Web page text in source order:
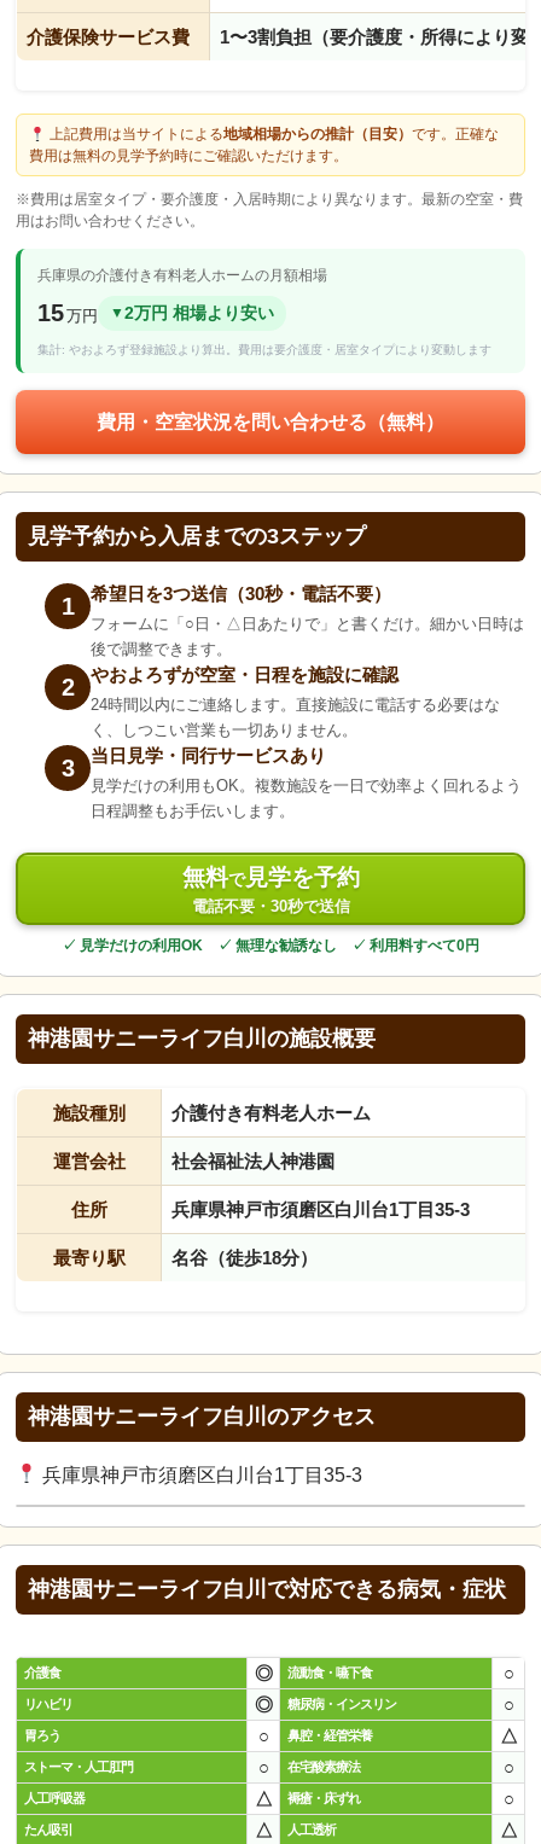
介護保険サービス費 1〜3割負担（要介護度・所得により変
上記費用は当サイトによる地域相場からの推計（目安） です。正確な
費用は無料の見学予約時にご確認いただけます。
※費用は居室タイプ・要介護度・入居時期により異なります。最新の空室・費
用はお問い合わせください。
兵庫県の介護付き有料老人ホームの月額相場
15万円 ▼2万円 相場より安い
集計: やおよろず登録施設より算出。費用は要介護度・居室タイプにより変動します
費用・空室状況を問い合わせる（無料）
見学予約から入居までの3ステップ
1 希望日を3つ送信（30秒・電話不要）
フォームに「○日・△日あたりで」と書くだけ。細かい日時は
後で調整できます。
2 やおよろずが空室・日程を施設に確認
24時間以内にご連絡します。直接施設に電話する必要はな
く、しつこい営業も一切ありません。
3 当日見学・同行サービスあり
見学だけの利用もOK。複数施設を一日で効率よく回れるよう
日程調整もお手伝いします。
無料で見学を予約
電話不要・30秒で送信
✓ 見学だけの利用OK ✓ 無理な勧誘なし ✓ 利用料すべて0円
神港園サニーライフ白川の施設概要
施設種別 介護付き有料老人ホーム
運営会社 社会福祉法人神港園
住所 兵庫県神戸市須磨区白川台1丁目35-3
最寄り駅 名谷（徒歩18分）
神港園サニーライフ白川のアクセス
兵庫県神戸市須磨区白川台1丁目35-3
神港園サニーライフ白川で対応できる病気・症状
介護食 ◎ 流動食・嚥下食 ○
リハビリ ◎ 糖尿病・インスリン ○
胃ろう ○ 鼻腔・経管栄養 △
ストーマ・人工肛門 ○ 在宅酸素療法 ○
人工呼吸器 △ 褥瘡・床ずれ ○
たん吸引 △ 人工透析 △